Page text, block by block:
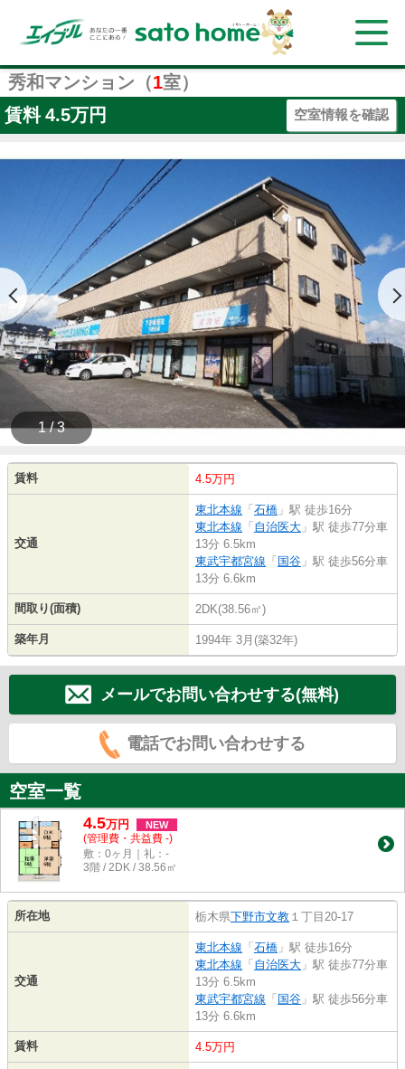
秀和マンション（1室）
賃料 4.5万円 空室情報を確認
1 / 3
賃料 4.5万円
交通
東北本線 「 石橋 」駅 徒歩16分
東北本線 「 自治医大 」駅 徒歩77分車
13分 6.5km
東武宇都宮線 「 国谷 」駅 徒歩56分車
13分 6.6km
間取り(面積) 2DK(38.56㎡)
築年月 1994年 3月(築32年)
メールでお問い合わせする(無料)
電話でお問い合わせする
空室一覧
4.5万円 NEW
(管理費・共益費 -)
敷：0ヶ月｜礼：-
3階 / 2DK / 38.56㎡
所在地 栃木県下野市文教 １丁目20-17
交通
東北本線 「 石橋 」駅 徒歩16分
東北本線 「 自治医大 」駅 徒歩77分車
13分 6.5km
東武宇都宮線 「 国谷 」駅 徒歩56分車
13分 6.6km
賃料 4.5万円